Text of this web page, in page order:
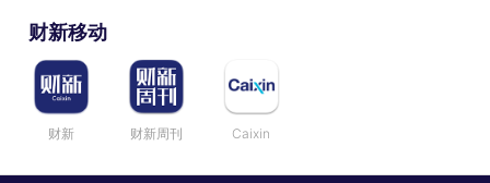
财新移动
财新 财新周刊 Caixin